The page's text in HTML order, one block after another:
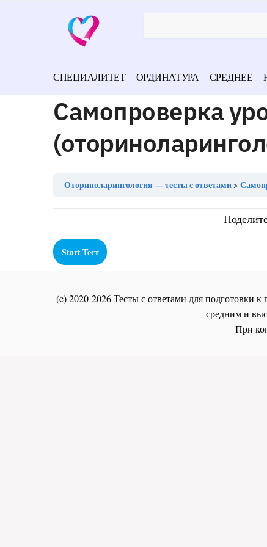
СПЕЦИАЛИТЕТ ОРДИНАТУРА СРЕДНЕЕ
Самопроверка
Оториноларингология — тесты с ответами
(c) 2020-2026 Тесты с ответами для подготовки
средним и
При